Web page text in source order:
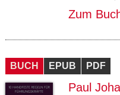
Zum
BUCH EPUB PDF
Paul